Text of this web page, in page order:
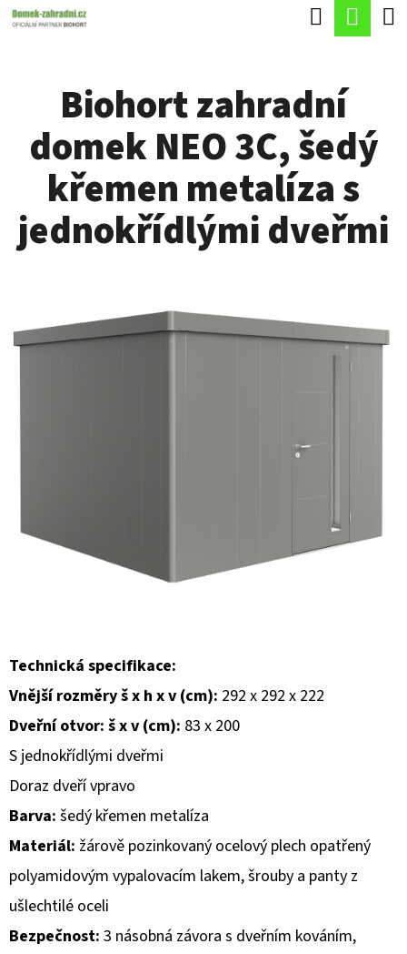
Přejít
Hledat
Biohort zahradní
domek NEO 3C, šedý
křemen metalíza s
jednokřídlými dveřmi
Technická specifikace:
Vnější rozměry š x h x v (cm): 292 x 292 x 222
Dveřní otvor: š x v (cm): 83 x 200
S jednokřídlými dveřmi
Doraz dveří vpravo
Barva: šedý křemen metalíza
Materiál: žárově pozinkovaný ocelový plech opatřený
polyamidovým vypalovacím lakem, šrouby a panty z
ušlechtilé oceli
Bezpečnost: 3 násobná závora s dveřním kováním,
K
O
T
B
U
A
?
HLEDAT
D
O
P
O